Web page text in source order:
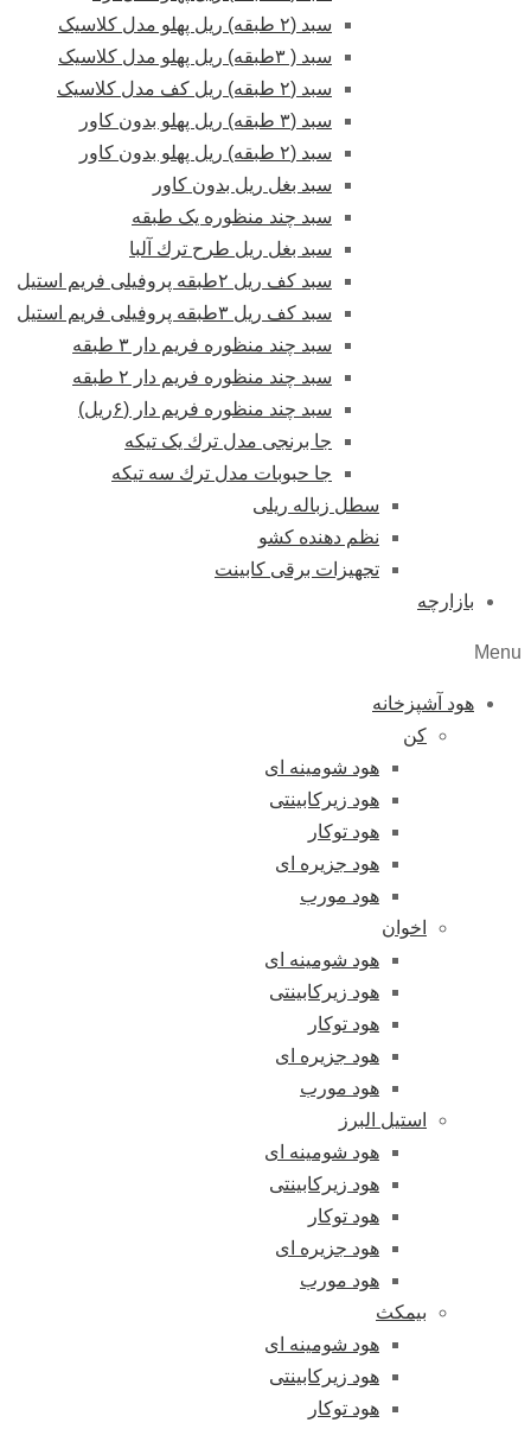
سبد (۲ طبقه) ریل پهلو مدل کلاسیک
سبد ( ۳طبقه) ریل پهلو مدل کلاسیک
سبد (۲ طبقه) ریل کف مدل کلاسیک
سبد (۳ طبقه) ریل پهلو بدون کاور
سبد (۲ طبقه) ریل پهلو بدون کاور
سبد بغل ریل بدون کاور
سبد چند منظوره یک طبقه
سبد بغل ریل طرح ترك آلبا
سبد کف ریل ۲طبقه پروفیلی فریم استیل
سبد کف ریل ۳طبقه پروفیلی فریم استیل
سبد چند منظوره فریم دار ۳ طبقه
سبد چند منظوره فریم دار ۲ طبقه
سبد چند منظوره فریم دار (۶ریل)
جا برنجی مدل ترك یک تیکه
جا حبوبات مدل ترك سه تیکه
سطل زباله ریلی
نظم دهنده کشو
تجهیزات برقی کابینت
بازارچه
Menu
هود آشپزخانه
کن
هود شومینه ای
هود زیرکابینتی
هود توکار
هود جزیره ای
هود مورب
اخوان
هود شومینه ای
هود زیرکابینتی
هود توکار
هود جزیره ای
هود مورب
استیل البرز
هود شومینه ای
هود زیرکابینتی
هود توکار
هود جزیره ای
هود مورب
بیمکث
هود شومینه ای
هود زیرکابینتی
هود توکار